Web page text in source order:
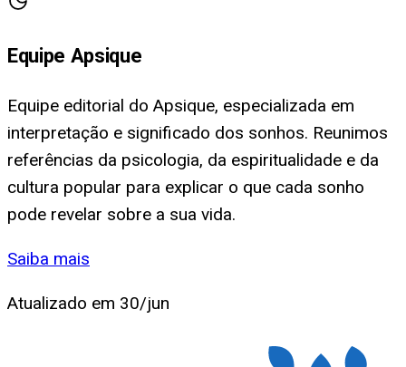
Equipe Apsique
Equipe editorial do Apsique, especializada em
interpretação e significado dos sonhos. Reunimos
referências da psicologia, da espiritualidade e da
cultura popular para explicar o que cada sonho
pode revelar sobre a sua vida.
Saiba mais
Atualizado em 30/jun